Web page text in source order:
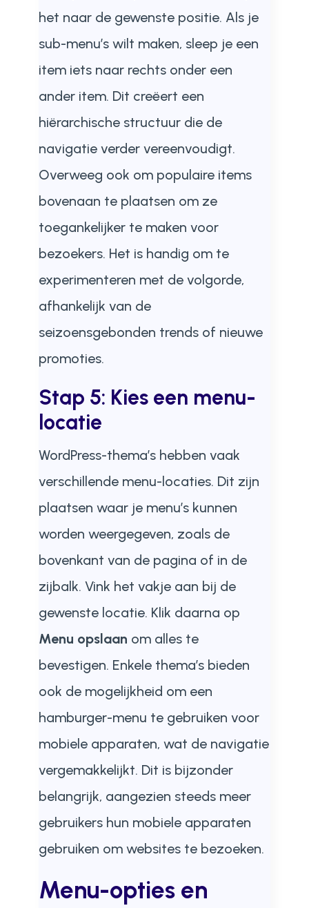
het naar de gewenste positie. Als je
sub-menu’s wilt maken, sleep je een
item iets naar rechts onder een
ander item. Dit creëert een
hiërarchische structuur die de
navigatie verder vereenvoudigt.
Overweeg ook om populaire items
bovenaan te plaatsen om ze
toegankelijker te maken voor
bezoekers. Het is handig om te
experimenteren met de volgorde,
afhankelijk van de
seizoensgebonden trends of nieuwe
promoties.
Stap 5: Kies een menu-
locatie
WordPress-thema’s hebben vaak
verschillende menu-locaties. Dit zijn
plaatsen waar je menu’s kunnen
worden weergegeven, zoals de
bovenkant van de pagina of in de
zijbalk. Vink het vakje aan bij de
gewenste locatie. Klik daarna op
Menu opslaan om alles te
bevestigen. Enkele thema’s bieden
ook de mogelijkheid om een
hamburger-menu te gebruiken voor
mobiele apparaten, wat de navigatie
vergemakkelijkt. Dit is bijzonder
belangrijk, aangezien steeds meer
gebruikers hun mobiele apparaten
gebruiken om websites te bezoeken.
Menu-opties en